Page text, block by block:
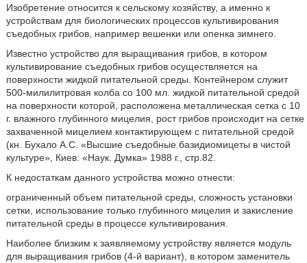
Изобретение относится к сельскому хозяйству, а именно к
устройствам для биологических процессов культивирования
съедобных грибов, например вешенки или опенка зимнего.
Известно устройство для выращивания грибов, в котором
культивирование съедобных грибов осуществляется на
поверхноcти жидкой питательной среды. Контейнером служит
500-милилитровая колба со 100 мл. жидкой питательной средой
на поверхности которой, расположена металлическая сетка с 10
г. влажного глубинного мицелия, рост грибов происходит на сетке
захваченной мицелием контактирующем с питательной средой
(кн. Бухало А.С. «Высшие съедобные базидиомицеты в чистой
культуре», Киев: «Наук. Думка» 1988 г., стр.82.
К недостаткам данного устройства можно отнести:
ограниченный объем питательной среды, сложность установки
сетки, использование только глубинного мицелия и закисление
питательной среды в процессе культивирования.
Наиболее близким к заявляемому устройству является модуль
для выращивания грибов (4-й вариант), в котором заменитель